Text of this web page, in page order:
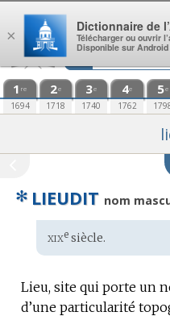
Aller au contenu
1 re
1694
2e
1718
3e
1740
4e
1762
5e
✻ LIEUDIT nom
Étymologie
:
xixesiècle.
Lieu, site qui porte un
d’une particularité
×
Dictionnaire de
Télécharger ou ouvrir
Disponible sur